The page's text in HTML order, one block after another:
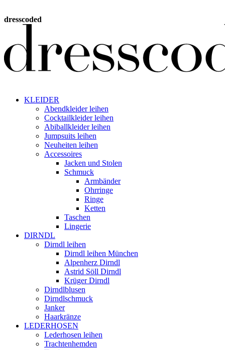
dresscoded
KLEIDER
Abendkleider leihen
Cocktailkleider leihen
Abiballkleider leihen
Jumpsuits leihen
Neuheiten leihen
Accessoires
Jacken und Stolen
Schmuck
Armbänder
Ohrringe
Ringe
Ketten
Taschen
Lingerie
DIRNDL
Dirndl leihen
Dirndl leihen München
Alpenherz Dirndl
Astrid Söll Dirndl
Krüger Dirndl
Dirndlblusen
Dirndlschmuck
Janker
Haarkränze
LEDERHOSEN
Lederhosen leihen
Trachtenhemden